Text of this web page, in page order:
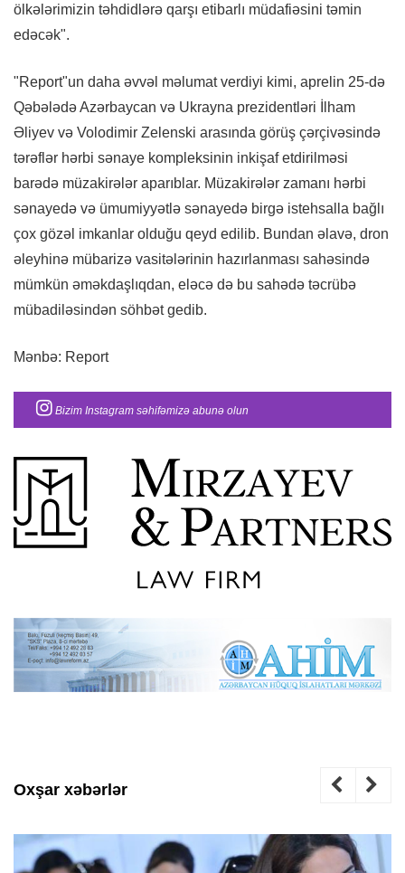
ölkələrimizin təhdidlərə qarşı etibarlı müdafiəsini təmin
edəcək".
"Report"un daha əvvəl məlumat verdiyi kimi, aprelin 25-də
Qəbələdə Azərbaycan və Ukrayna prezidentləri İlham
Əliyev və Volodimir Zelenski arasında görüş çərçivəsində
tərəflər hərbi sənaye kompleksinin inkişaf etdirilməsi
barədə müzakirələr aparıblar. Müzakirələr zamanı hərbi
sənayedə və ümumiyyətlə sənayedə birgə istehsalla bağlı
çox gözəl imkanlar olduğu qeyd edilib. Bundan əlavə, dron
əleyhinə mübarizə vasitələrinin hazırlanması sahəsində
mümkün əməkdaşlıqdan, eləcə də bu sahədə təcrübə
mübadiləsindən söhbət gedib.
Mənbə: Report
Bizim Instagram səhifəmizə abunə olun
Oxşar xəbərlər